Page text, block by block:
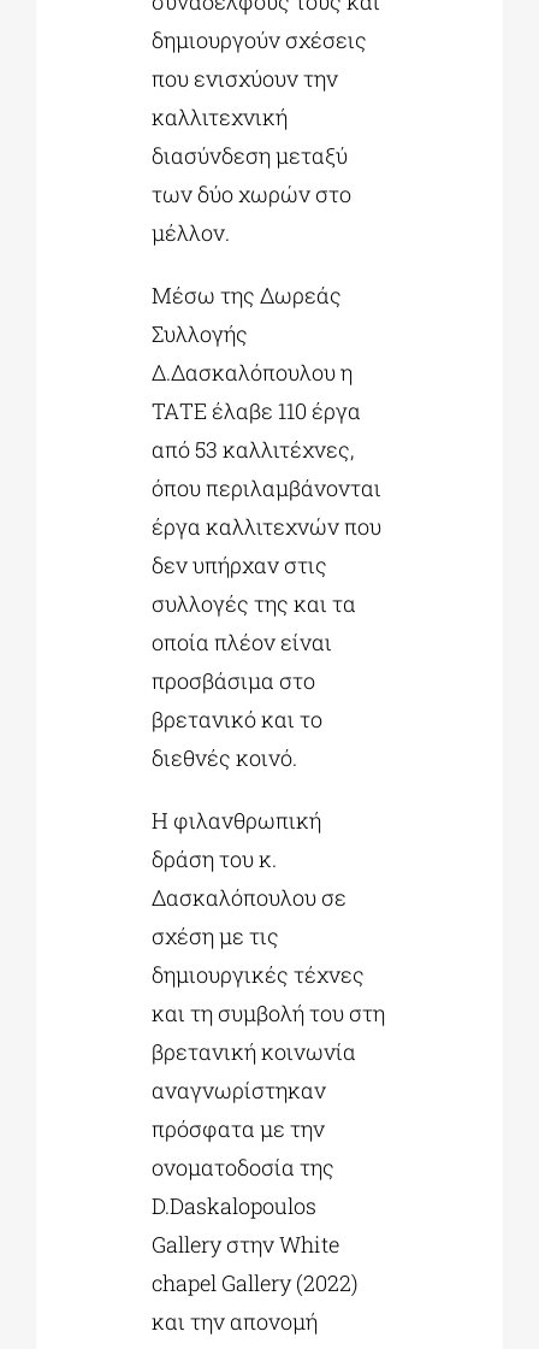
δημιουργούν σχέσεις
που ενισχύουν την
καλλιτεχνική
διασύνδεση μεταξύ
των δύο χωρών στο
μέλλον.
Μέσω της Δωρεάς
Συλλογής
Δ.Δασκαλόπουλου η
ΤΑΤΕ έλαβε 110 έργα
από 53 καλλιτέχνες,
όπου περιλαμβάνονται
έργα καλλιτεχνών που
δεν υπήρχαν στις
συλλογές της και τα
οποία πλέον είναι
προσβάσιμα στο
βρετανικό και το
διεθνές κοινό.
Η φιλανθρωπική
δράση του κ.
Δασκαλόπουλου σε
σχέση με τις
δημιουργικές τέχνες
και τη συμβολή του στη
βρετανική κοινωνία
αναγνωρίστηκαν
πρόσφατα με την
ονοματοδοσία της
D.Daskalopoulos
Gallery στην White
chapel Gallery (2022)
και την απονομή